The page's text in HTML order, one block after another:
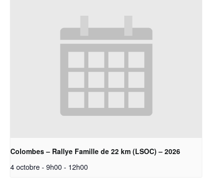
Colombes – Rallye Famille de 22 km (LSOC) – 2026
4 octobre - 9h00- 12h00